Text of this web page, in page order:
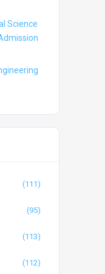
Science
(111)
(95)
(113)
(112)